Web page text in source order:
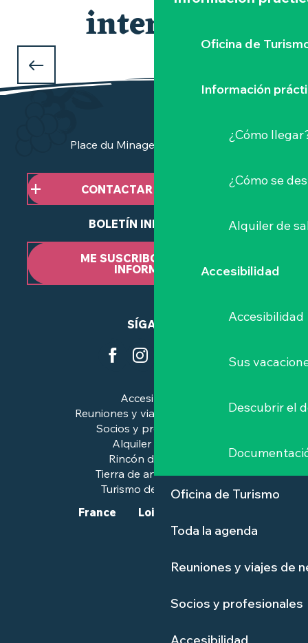
Oficina de
Información
¿Cómo
¿Cómo se
Alquiler de
Accesibilidad
Accesibilidad
Sus
Descubrir el
Oficina de Turismo
Toda la agenda
Reuniones y viajes de
Socios y profesionales
interesar
en Clisson y el Vignoble Nantais ?
Place du Minage - 44190 Clisson
CONTACTAR CON NOSOTROS
BOLETÍN INFORMATIVO
ME SUSCRIBO AL BOLETÍN
INFORMATIVO
SÍGANOS
Accesibilidad
Reuniones y viajes de negocios
Socios y profesionales
Alquiler de salas
Rincón de prensa
Tierra de arte e historia
Turismo de calidad™.
France
Loire-Atlantique